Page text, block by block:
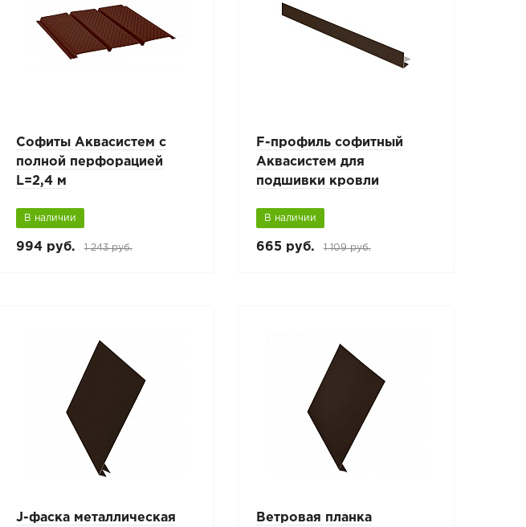
Софиты Аквасистем с
полной перфорацией
L=2,4 м
В наличии
994 руб. 1 243 руб.
F-профиль софитный
Аквасистем для
подшивки кровли
В наличии
665 руб. 1 109 руб.
J-фаска металлическая
Ветровая планка